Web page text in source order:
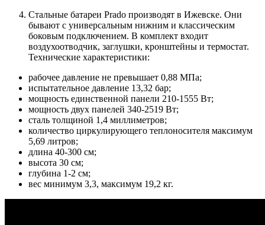
Стальные батареи Prado производят в Ижевске. Они
бывают с универсальным нижним и классическим
боковым подключением. В комплект входит
воздухоотводчик, заглушки, кронштейны и термостат.
Технические характеристики:
рабочее давление не превышает 0,88 МПа;
испытательное давление 13,32 бар;
мощность единственной панели 210-1555 Вт;
мощность двух панелей 340-2519 Вт;
сталь толщиной 1,4 миллиметров;
количество циркулирующего теплоносителя максимум
5,69 литров;
длина 40-300 см;
высота 30 см;
глубина 1-2 см;
вес минимум 3,3, максимум 19,2 кг.